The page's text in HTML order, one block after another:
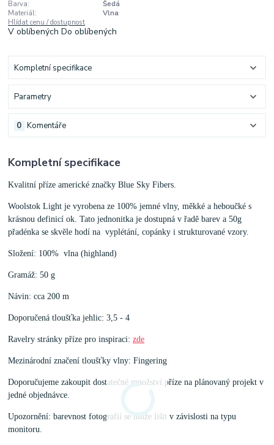
Barva:
Šedá
Materiál:
Vlna
Hlídat cenu / dostupnost
V oblíbenýchDo oblíbených
Kompletní specifikace
Parametry
Komentáře
0
Kompletní specifikace
Kvalitní příze americké značky Blue Sky Fibers.
Woolstok Light je vyrobena ze 100% jemné vlny, měkké a heboučké s
krásnou definicí ok. Tato jednonitka je dostupná v řadě barev a 50g
přadénka se skvěle hodí na vyplétání, copánky i strukturované vzory.
Složení: 100% vlna (highland)
Gramáž: 50 g
Návin: cca 200 m
Doporučená tloušťka jehlic: 3,5 - 4
Ravelry stránky příze pro inspiraci:zde
Mezinárodní značení tloušťky vlny: Fingering
Doporučujeme zakoupit dostatečné množství příze na plánovaný projekt v
jedné objednávce.
Upozornění: barevnost fotografií se může lišit v závislosti na typu
monitoru.